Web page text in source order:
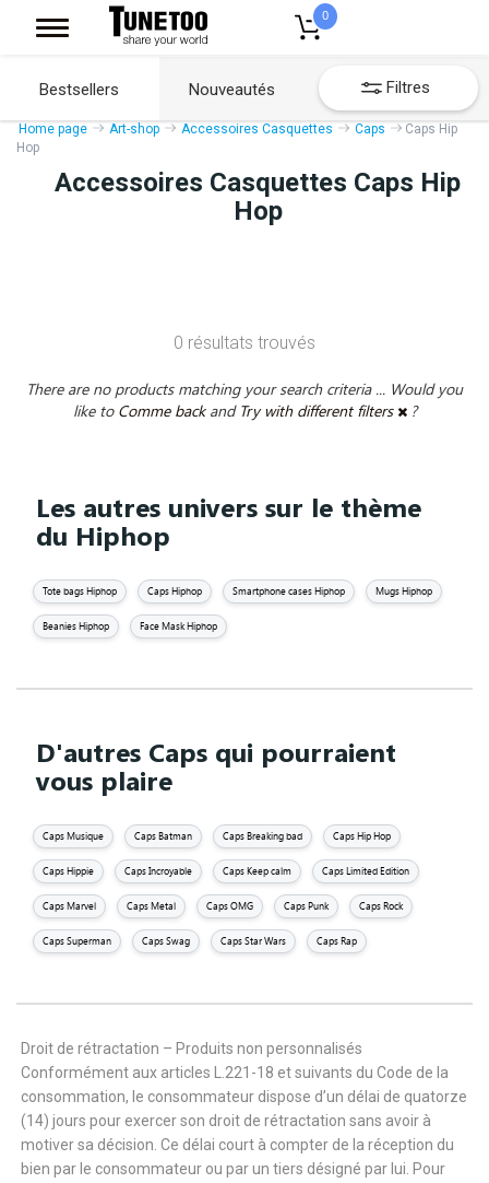
0
Bestsellers Nouveautés Filtres
Home page Art-shop Accessoires Casquettes Caps
Caps Hip
Hop
Accessoires Casquettes Caps Hip
Hop
0 résultats trouvés
There are no products matching your search criteria ... Would you
like to Comme back and Try with different filters ?
Les autres univers sur le thème
du Hiphop
Tote bags Hiphop Caps Hiphop Smartphone cases Hiphop Mugs Hiphop
Beanies Hiphop Face Mask Hiphop
D'autres Caps qui pourraient
vous plaire
Caps Musique Caps Batman Caps Breaking bad Caps Hip Hop
Caps Hippie Caps Incroyable Caps Keep calm Caps Limited Edition
Caps Marvel Caps Metal Caps OMG Caps Punk Caps Rock
Caps Superman Caps Swag Caps Star Wars Caps Rap
Droit de rétractation – Produits non personnalisés
Conformément aux articles L.221-18 et suivants du Code de la
consommation, le consommateur dispose d’un délai de quatorze
(14) jours pour exercer son droit de rétractation sans avoir à
motiver sa décision. Ce délai court à compter de la réception du
bien par le consommateur ou par un tiers désigné par lui. Pour